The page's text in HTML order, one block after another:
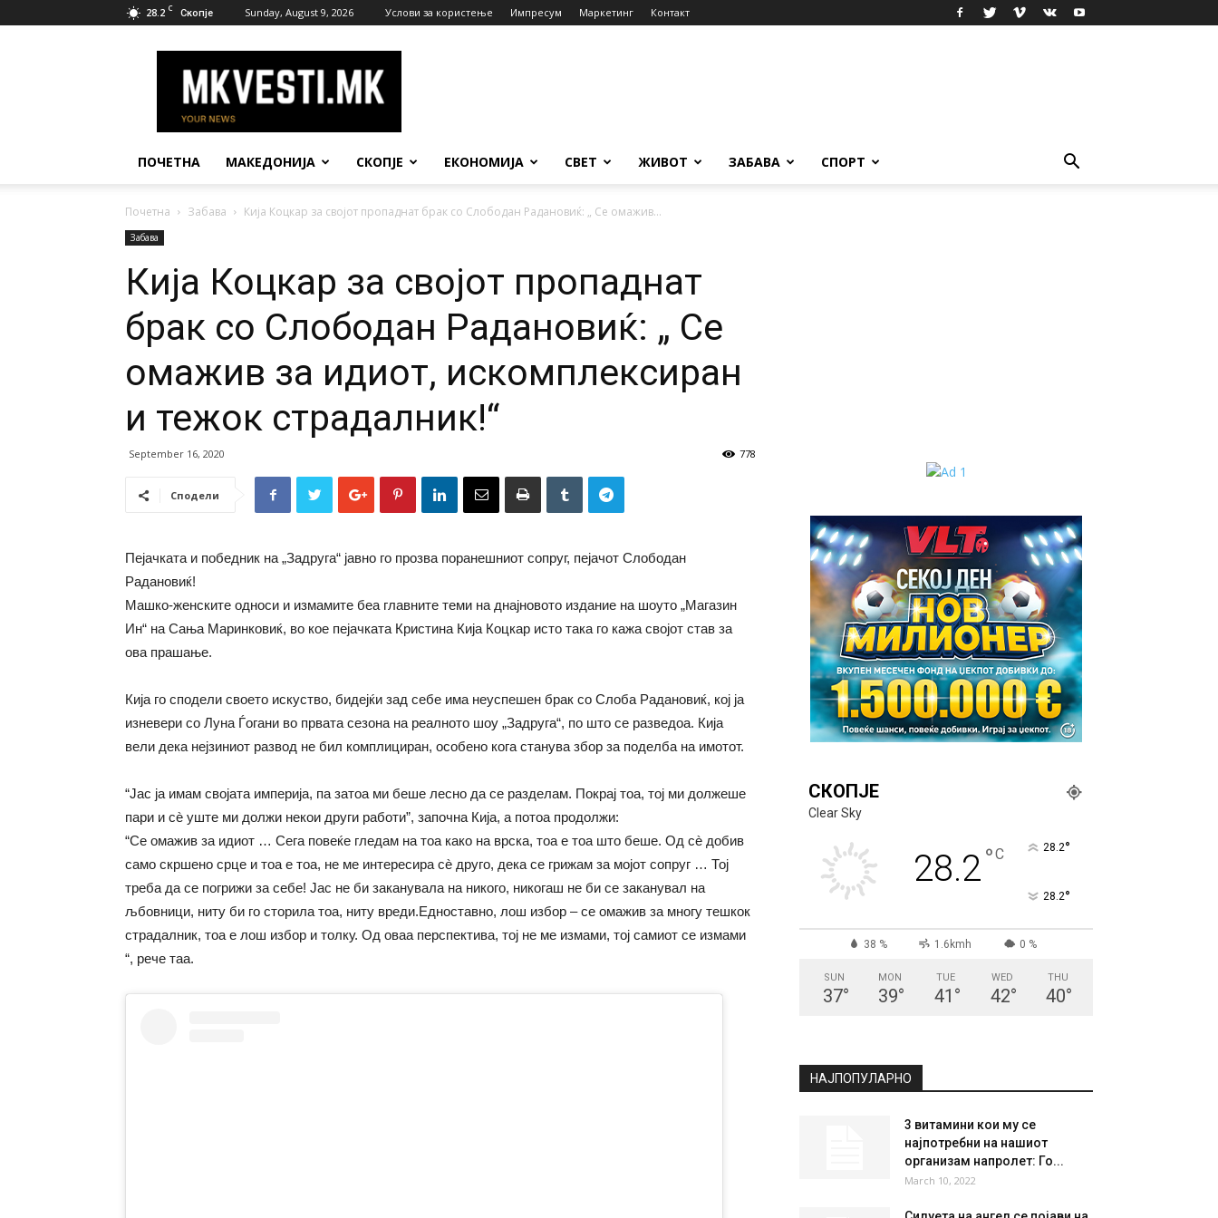
28.2 C Скопје Sunday, August 9, 2026 Услови за користење Импресум Маркетинг Контакт
Вести
ПОЧЕТНА МАКЕДОНИЈА СКОПЈЕ ЕКОНОМИЈА СВЕТ ЖИВОТ ЗАБАВА СПОРТ
Почетна Забава Кија Коцкар за својот пропаднат брак со Слободан Радановиќ: „ Се омажив...
Забава
Кија Коцкар за својот пропаднат
брак со Слободан Радановиќ: „ Се
омажив за идиот, искомплексиран
и тежок страдалник!“
September 16, 2020 778
Сподели
Пејачката и победник на „Задруга“ јавно го прозва поранешниот сопруг, пејачот Слободан
Радановиќ!
Машко-женските односи и измамите беа главните теми на днајновото издание на шоуто „Магазин
Ин“ на Сања Маринковиќ, во кое пејачката Кристина Кија Коцкар исто така го кажа својот став за
ова прашање.
Кија го сподели своето искуство, бидејќи зад себе има неуспешен брак со Слоба Радановиќ, кој ја
изневери со Луна Ѓогани во првата сезона на реалното шоу „Задруга“, по што се разведоа. Кија
вели дека нејзиниот развод не бил комплициран, особено кога станува збор за поделба на имотот.
“Јас ја имам својата империја, па затоа ми беше лесно да се разделам. Покрај тоа, тој ми должеше
пари и сè уште ми должи некои други работи”, започна Кија, а потоа продолжи:
“Се омажив за идиот … Сега повеќе гледам на тоа како на врска, тоа е тоа што беше. Од сè добив
само скршено срце и тоа е тоа, не ме интересира сè друго, дека се грижам за мојот сопруг … Тој
треба да се погрижи за себе! Јас не би заканувала на никого, никогаш не би се заканувал на
љбовници, ниту би го сторила тоа, ниту вреди.Едноставно, лош избор – се омажив за многу тешкок
страдалник, тоа е лош избор и толку. Од оваа перспектива, тој не ме измами, тој самиот се измами
“, рече таа.
СКОПЈЕ
28.2
1.6kmh 0 %
TUE
41° 42 ° 40°